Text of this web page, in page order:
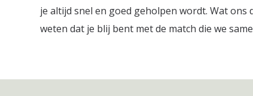
je altijd snel en goed geholpen wordt. Wat
weten dat je blij bent met de match die we